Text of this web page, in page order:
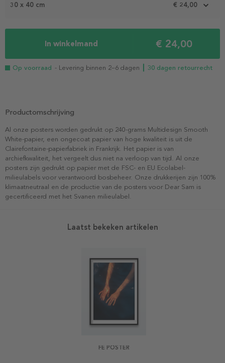
30 x 40 cm € 24,00
In winkelmand € 24,00
Op voorraad - Levering binnen 2–6 dagen ┃ 30 dagen retourrecht
Productomschrijving
Al onze posters worden gedrukt op 240-grams Multidesign Smooth
White-papier, een ongecoat papier van hoge kwaliteit is uit de
Clairefontaine-papierfabriek in Frankrijk. Het papier is van
archiefkwaliteit, het vergeelt dus niet na verloop van tijd. Al onze
posters zijn gedrukt op papier met de FSC- en EU Ecolabel-
milieulabels voor verantwoord bosbeheer. Onze drukkerijen zijn 100%
klimaatneutraal en de productie van de posters voor Dear Sam is
gecertificeerd met het Svanen milieulabel.
Laatst bekeken artikelen
FE POSTER